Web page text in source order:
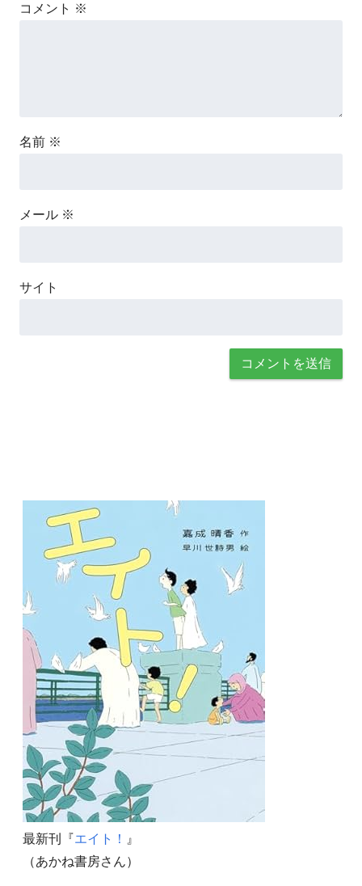
コメント ※
名前 ※
メール ※
サイト
最新刊『エイト！
』
（あかね書房さん）